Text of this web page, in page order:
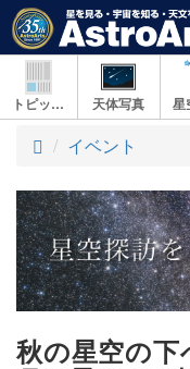
トピックス 天体写真
ト
プ
イベント
秋の星空の